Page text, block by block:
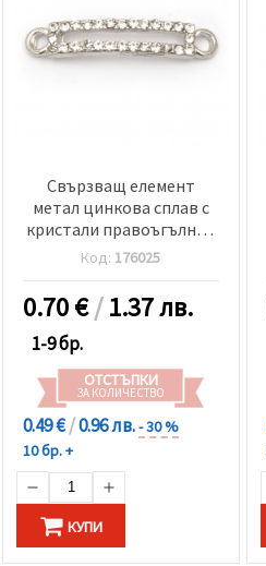
Свързващ елемент
метал цинкова сплав с
кристали правоъгълник
37x7x3 мм дупка 3 мм
цвят сребро
Код: 176025
0.70€/1.37 лв.
1-9 бр.
ОТСТЪПКИ
ЗА КОЛИЧЕСТВО
0.49 €/0.96 лв.- 30 %
10 бр. +
КУПИ